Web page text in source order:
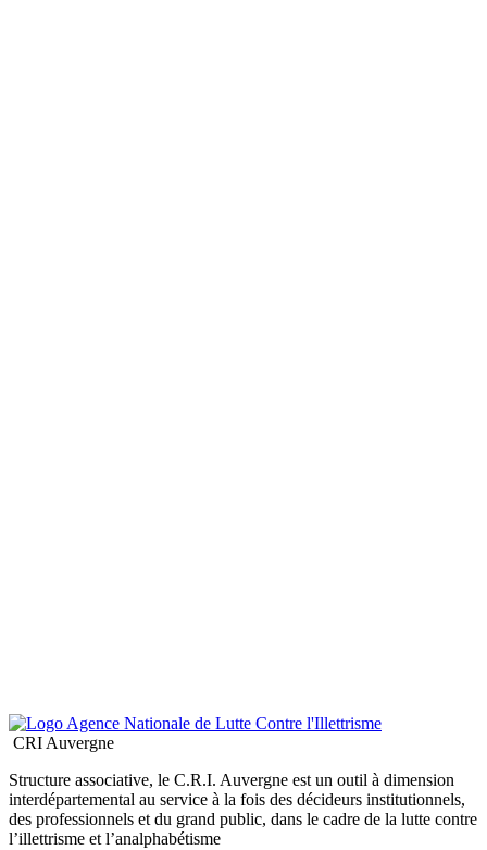
CRI Auvergne
Structure associative, le C.R.I. Auvergne est un outil à dimension
interdépartemental au service à la fois des décideurs institutionnels,
des professionnels et du grand public, dans le cadre de la lutte contre
l’illettrisme et l’analphabétisme